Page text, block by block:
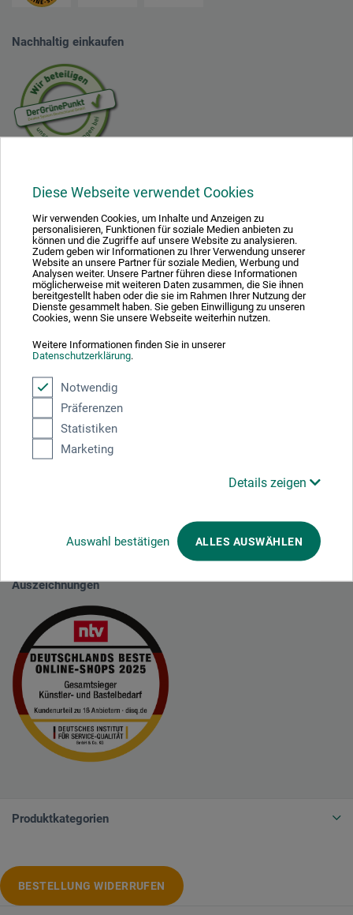
Diese Webseite verwendet Cookies
Wir verwenden Cookies, um Inhalte und Anzeigen zu
personalisieren, Funktionen für soziale Medien anbieten zu
können und die Zugriffe auf unsere Website zu analysieren.
Zudem geben wir Informationen zu Ihrer Verwendung unserer
Website an unsere Partner für soziale Medien, Werbung und
Analysen weiter. Unsere Partner führen diese Informationen
möglicherweise mit weiteren Daten zusammen, die Sie ihnen
bereitgestellt haben oder die sie im Rahmen Ihrer Nutzung der
Dienste gesammelt haben. Sie geben Einwilligung zu unseren
Cookies, wenn Sie unsere Webseite weiterhin nutzen.
Weitere Informationen finden Sie in unserer
Datenschutzerklärung.
Notwendig
Präferenzen
Statistiken
Marketing
Details zeigen
Auswahl bestätigen ALLES AUSWÄHLEN
Nachhaltig einkaufen
Duales System Deutschland GmbH sind und unsere Verkaufsverpackungen
für Deutschland am dualen System Der Grüne Punkt beteiligen.
Weitere Informationen zu unserer Teilnahme können Sie diesem
entnehmen.
Zahlungsarten im Onlineshop
Das sagen unsere Kunden
Wir nutzen Trusted Shops als unabhängigen Dienstleister für die Einholung
von Bewertungen. Trusted Shops hat Maßnahmen getroffen, um
sicherzustellen, dass es es sich um echte Bewertungen handelt.Mehr
Auszeichnungen
Produktkategorien
BESTELLUNG WIDERRUFEN